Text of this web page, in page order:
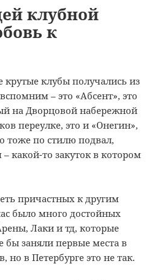
в
и
ь
клубной
к
крутые клубы получались из
– это «Абсент», это
на Дворцовой набережной
переулке, это и «Онегин»,
тоже по стилю подвал,
какой-то закуток в котором
причастных к другим
было много достойных
Лаки и тд, которые
заняли первые места в
но в Петербурге это не так.